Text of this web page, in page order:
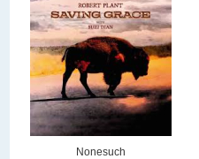
Nonesuch